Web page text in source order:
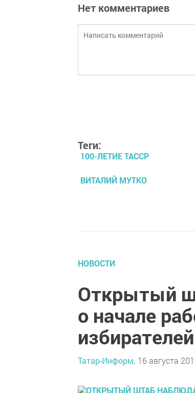
Нет комментариев
Теги:
100-ЛЕТИЕ ТАССР
ВИТАЛИЙ МУТКО
НОВОСТИ
Открытый
о начале
избирателей
Татар-Информ, 16 августа